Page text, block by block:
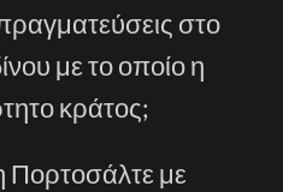
στο
με το οποίο η
κράτος;
Πορτοσάλτε με